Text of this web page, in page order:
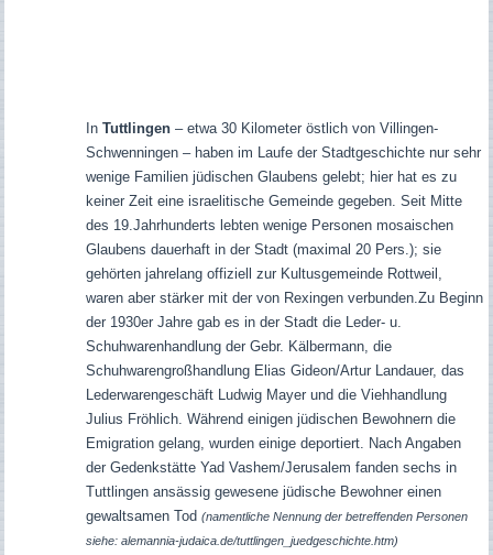
In Tuttlingen– etwa 30 Kilometer östlich von Villingen-
Schwenningen – haben im Laufe der Stadtgeschichte nur sehr
wenige Familien jüdischen Glaubens gelebt; hier hat es zu
keiner Zeit eine israelitische Gemeinde gegeben. Seit Mitte
des 19.Jahrhunderts lebten wenige Personen mosaischen
Glaubens dauerhaft in der Stadt (maximal 20 Pers.); sie
gehörten jahrelang offiziell zur Kultusgemeinde Rottweil,
waren aber stärker mit der von Rexingen verbunden.Zu Beginn
der 1930er Jahre gab es in der Stadt die Leder- u.
Schuhwarenhandlung der Gebr. Kälbermann, die
Schuhwarengroßhandlung Elias Gideon/Artur Landauer, das
Lederwarengeschäft Ludwig Mayer und die Viehhandlung
Julius Fröhlich. Während einigen jüdischen Bewohnern die
Emigration gelang, wurden einige deportiert. Nach Angaben
der Gedenkstätte Yad Vashem/Jerusalem fanden sechs in
Tuttlingen ansässig gewesene jüdische Bewohner einen
gewaltsamen Tod (namentliche Nennung der betreffenden Personen
siehe: alemannia-judaica.de/tuttlingen_juedgeschichte.htm)